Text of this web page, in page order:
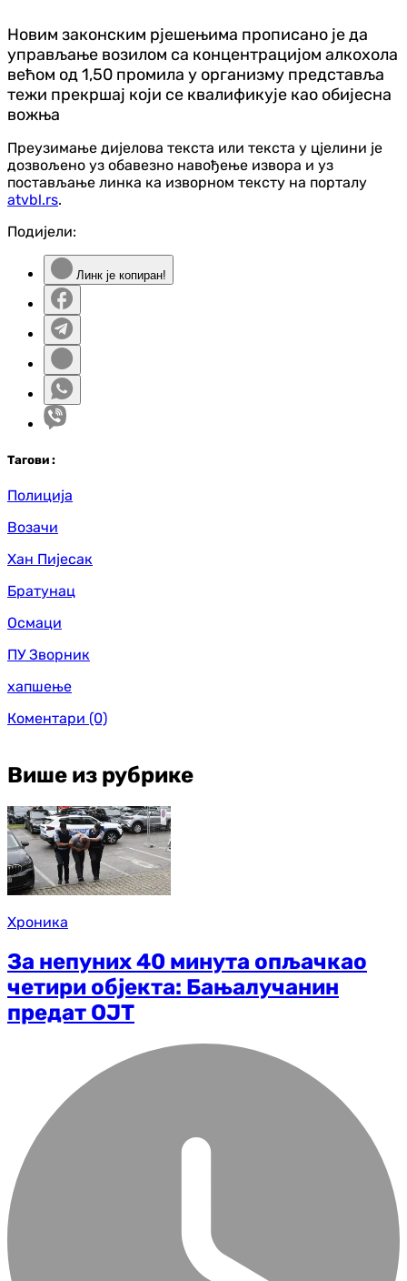
Новим законским рјешењима прописано је да
управљање возилом са концентрацијом алкохола
већом од 1,50 промила у организму представља
тежи прекршај који се квалификује као обијесна
вожња
Преузимање дијелова текста или текста у цјелини је
дозвољено уз обавезно навођење извора и уз
постављање линка ка изворном тексту на порталу
atvbl.rs.
Подијели:
Линк је копиран!
Тагови :
Полиција
Возачи
Хан Пијесак
Братунац
Осмаци
ПУ Зворник
хапшење
Коментари (0)
Више из рубрике
Хроника
За непуних 40 минута опљачкао
четири објекта: Бањалучанин
предат ОЈТ